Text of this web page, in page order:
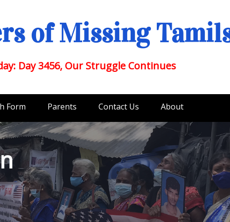
of Missing
Day 3456, Our Struggle Continues
Form Parents Contact Us About